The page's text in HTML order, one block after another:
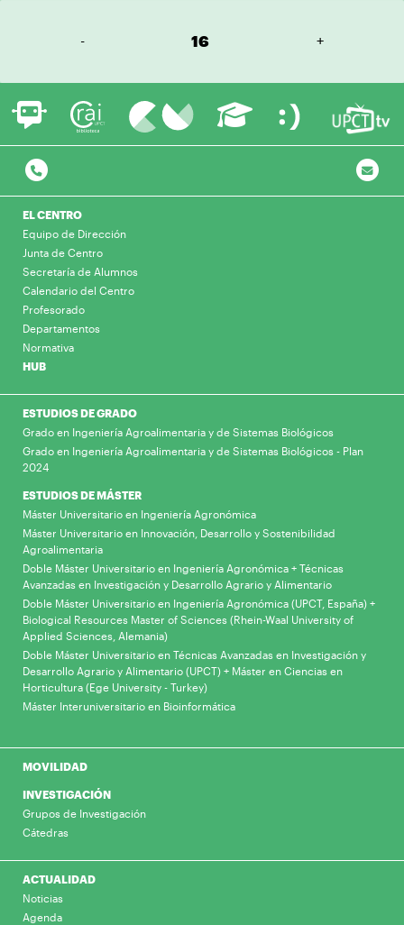
- 16 +
EL CENTRO
Equipo de Dirección
Junta de Centro
Secretaría de Alumnos
Calendario del Centro
Profesorado
Departamentos
Normativa
HUB
ESTUDIOS DE GRADO
Grado en Ingeniería Agroalimentaria y de Sistemas Biológicos
Grado en Ingeniería Agroalimentaria y de Sistemas Biológicos - Plan
2024
ESTUDIOS DE MÁSTER
Máster Universitario en Ingeniería Agronómica
Máster Universitario en Innovación, Desarrollo y Sostenibilidad
Agroalimentaria
Doble Máster Universitario en Ingeniería Agronómica + Técnicas
Avanzadas en Investigación y Desarrollo Agrario y Alimentario
Doble Máster Universitario en Ingeniería Agronómica (UPCT, España) +
Biological Resources Master of Sciences (Rhein-Waal University of
Applied Sciences, Alemania)
Doble Máster Universitario en Técnicas Avanzadas en Investigación y
Desarrollo Agrario y Alimentario (UPCT) + Máster en Ciencias en
Horticultura (Ege University - Turkey)
Máster Interuniversitario en Bioinformática
MOVILIDAD
INVESTIGACIÓN
Grupos de Investigación
Cátedras
ACTUALIDAD
Noticias
Agenda